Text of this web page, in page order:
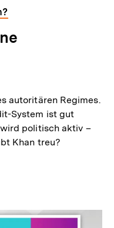
autoritären Regimes.
System ist gut
politisch aktiv –
Khan treu?